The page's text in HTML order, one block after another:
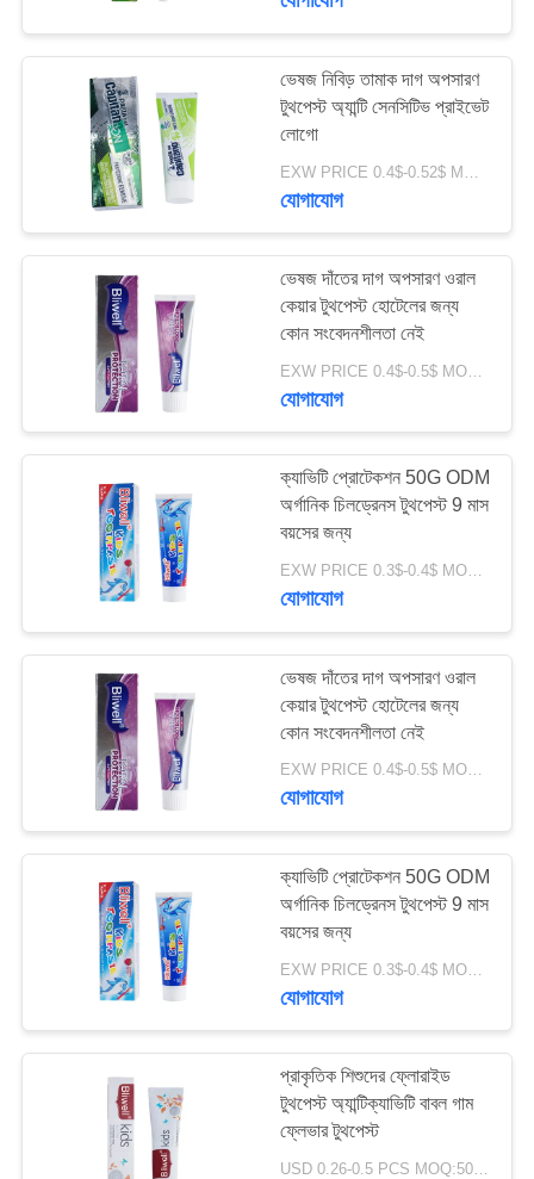
ভেষজ নিবিড় তামাক দাগ অপসারণ
টুথপেস্ট অ্যান্টি সেনসিটিভ প্রাইভেট
লোগো
যোগাযোগ
ভেষজ দাঁতের দাগ অপসারণ ওরাল
কেয়ার টুথপেস্ট হোটেলের জন্য
কোন সংবেদনশীলতা নেই
EXW PRICE 0.4$-0.5$ MOQ:500pcs-30000pcs
যোগাযোগ
ক্যাভিটি প্রোটেকশন 50G ODM
অর্গানিক চিলড্রেনস টুথপেস্ট 9 মাস
বয়সের জন্য
EXW PRICE 0.3$-0.4$ MOQ:500pcs-30000pcs
যোগাযোগ
ভেষজ দাঁতের দাগ অপসারণ ওরাল
কেয়ার টুথপেস্ট হোটেলের জন্য
কোন সংবেদনশীলতা নেই
EXW PRICE 0.4$-0.5$ MOQ:500pcs-30000pcs
যোগাযোগ
ক্যাভিটি প্রোটেকশন 50G ODM
অর্গানিক চিলড্রেনস টুথপেস্ট 9 মাস
বয়সের জন্য
যোগাযোগ
প্রাকৃতিক শিশুদের ফ্লোরাইড
টুথপেস্ট অ্যান্টিক্যাভিটি বাবল গাম
ফ্লেভার টুথপেস্ট
USD 0.26-0.5 PCS MOQ:500pcs-30000pcs